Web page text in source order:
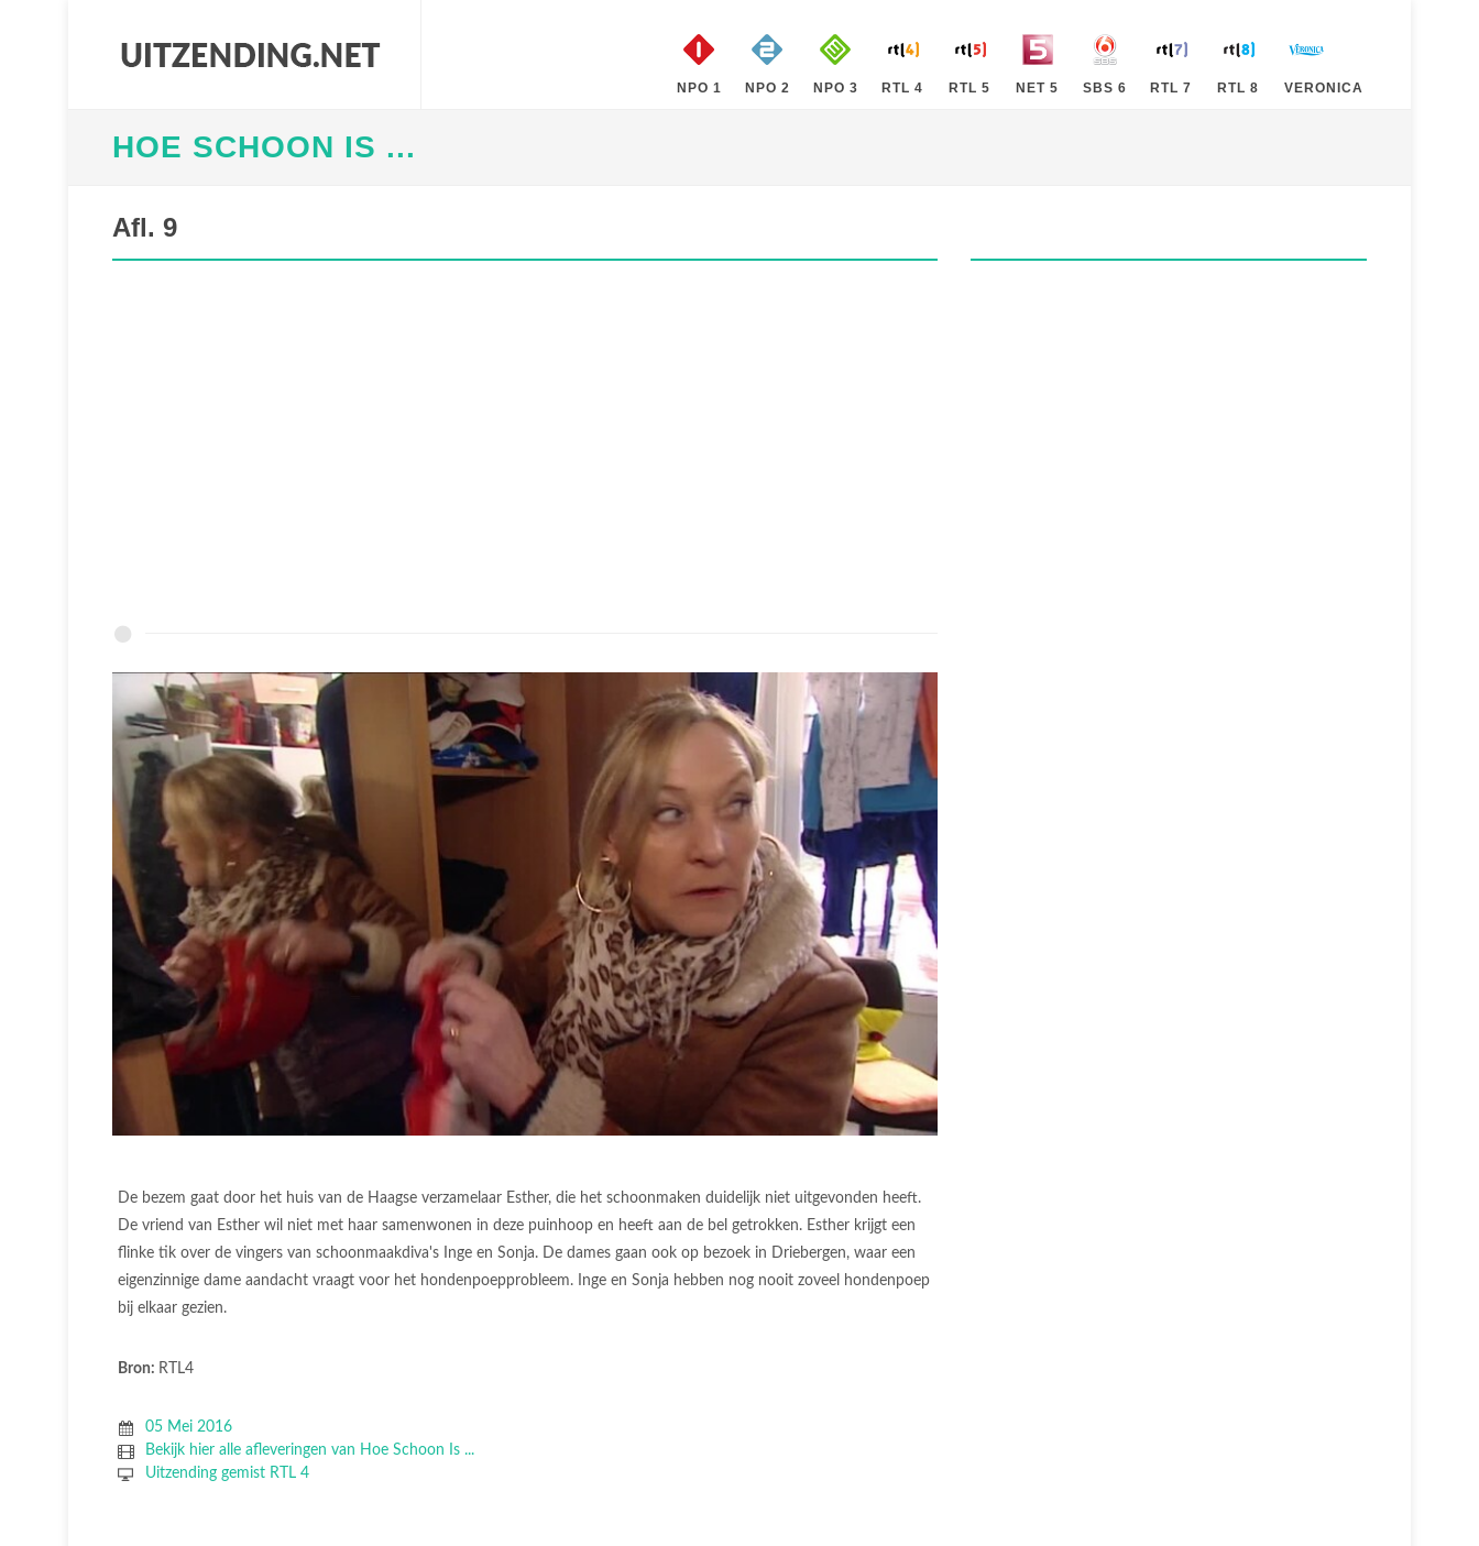
NPO 1 NPO 2 NPO 3 RTL 4 RTL 5 NET 5 SBS 6 RTL 7 RTL 8 VERONICA
HOE SCHOON IS ...
Afl. 9
De bezem gaat door het huis van de Haagse verzamelaar Esther, die het schoonmaken duidelijk niet uitgevonden heeft.
De vriend van Esther wil niet met haar samenwonen in deze puinhoop en heeft aan de bel getrokken. Esther krijgt een
flinke tik over de vingers van schoonmaakdiva's Inge en Sonja. De dames gaan ook op bezoek in Driebergen, waar een
eigenzinnige dame aandacht vraagt voor het hondenpoepprobleem. Inge en Sonja hebben nog nooit zoveel hondenpoep
bij elkaar gezien.
Bron: RTL4
05 Mei 2016
Bekijk hier alle afleveringen van Hoe Schoon Is ...
Uitzending gemist RTL 4